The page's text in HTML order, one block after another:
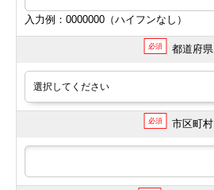
入力例：0000000（ハイフンなし）
必須 都道府県
必須 市区町村